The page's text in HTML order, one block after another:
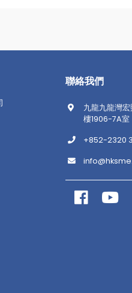
聯絡我們
九龍九龍灣
樓1906-7A室
+852-2320